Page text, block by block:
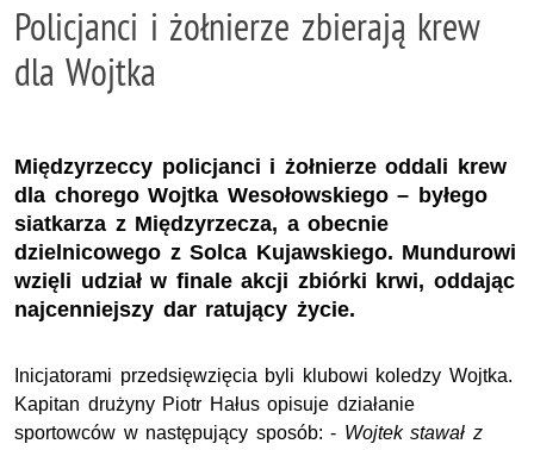
Policjanci i żołnierze zbierają krew
dla Wojtka
Międzyrzeccy policjanci i żołnierze oddali krew
dla chorego Wojtka Wesołowskiego – byłego
siatkarza z Międzyrzecza, a obecnie
dzielnicowego z Solca Kujawskiego. Mundurowi
wzięli udział w finale akcji zbiórki krwi, oddając
najcenniejszy dar ratujący życie.
Inicjatorami przedsięwzięcia byli klubowi koledzy Wojtka.
Kapitan drużyny Piotr Hałus opisuje działanie
sportowców w następujący sposób: - Wojtek stawał z